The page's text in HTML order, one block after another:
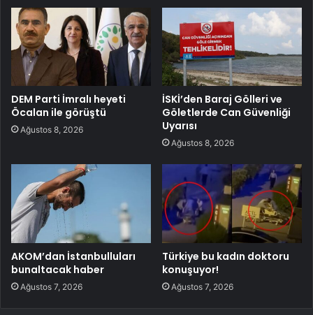
DEM Parti İmralı heyeti
Öcalan ile görüştü
Ağustos 8, 2026
İSKİ’den Baraj Gölleri ve
Göletlerde Can Güvenliği
Uyarısı
Ağustos 8, 2026
AKOM’dan İstanbulluları
bunaltacak haber
Ağustos 7, 2026
Türkiye bu kadın doktoru
konuşuyor!
Ağustos 7, 2026